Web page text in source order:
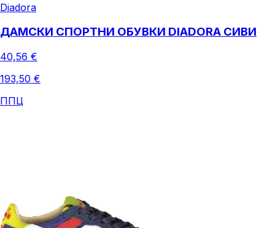
Diadora
ДАМСКИ СПОРТНИ ОБУВКИ DIADORA СИВИ
40,56 €
193,50 €
ППЦ